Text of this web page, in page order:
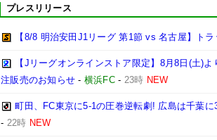
プレスリリース
【8/8 明治安田J1リーグ 第1節 vs 名古屋】ト
【Jリーグオンラインストア限定】8月8日(土)
注販売のお知らせ - 横浜FC - 23時 NEW
町田、FC東京に5-1の圧巻逆転劇! 広島は千葉
- 22時 NEW